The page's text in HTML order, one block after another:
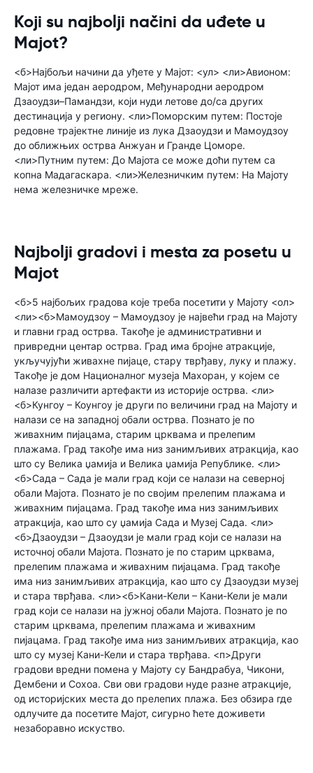
Koji su najbolji načini da uđete u
Majot?
<б>Најбољи начини да уђете у Мајот: <ул> <ли>Авионом:
Мајот има један аеродром, Међународни аеродром
Дзаоудзи–Памандзи, који нуди летове до/са других
дестинација у региону. <ли>Поморским путем: Постоје
редовне трајектне линије из лука Дзаоудзи и Мамоудзоу
до оближњих острва Анжуан и Гранде Цоморе.
<ли>Путним путем: До Мајота се може доћи путем са
копна Мадагаскара. <ли>Железничким путем: На Мајоту
нема железничке мреже.
Najbolji gradovi i mesta za posetu u
Majot
<б>5 најбољих градова које треба посетити у Мајоту <ол>
<ли><б>Мамоудзоу – Мамоудзоу је највећи град на Мајоту
и главни град острва. Такође је административни и
привредни центар острва. Град има бројне атракције,
укључујући живахне пијаце, стару тврђаву, луку и плажу.
Такође је дом Националног музеја Махоран, у којем се
налазе различити артефакти из историје острва. <ли>
<б>Кунгоу – Коунгоу је други по величини град на Мајоту и
налази се на западној обали острва. Познато је по
живахним пијацама, старим црквама и прелепим
плажама. Град такође има низ занимљивих атракција, као
што су Велика џамија и Велика џамија Републике. <ли>
<б>Сада – Сада је мали град који се налази на северној
обали Мајота. Познато је по својим прелепим плажама и
живахним пијацама. Град такође има низ занимљивих
атракција, као што су џамија Сада и Музеј Сада. <ли>
<б>Дзаоудзи – Дзаоудзи је мали град који се налази на
источној обали Мајота. Познато је по старим црквама,
прелепим плажама и живахним пијацама. Град такође
има низ занимљивих атракција, као што су Дзаоудзи музеј
и стара тврђава. <ли><б>Кани-Кели – Кани-Кели је мали
град који се налази на јужној обали Мајота. Познато је по
старим црквама, прелепим плажама и живахним
пијацама. Град такође има низ занимљивих атракција, као
што су музеј Кани-Кели и стара тврђава. <п>Други
градови вредни помена у Мајоту су Бандрабуа, Чикони,
Дембени и Сохоа. Сви ови градови нуде разне атракције,
од историјских места до прелепих плажа. Без обзира где
одлучите да посетите Мајот, сигурно ћете доживети
незаборавно искуство.